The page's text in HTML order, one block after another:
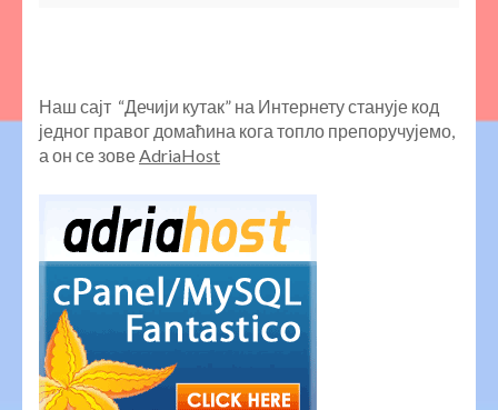
Наш сајт “Дечији кутак” на Интернету станује код
једног правог домаћина кога топло препоручујемо,
а он се зовеAdriaHost